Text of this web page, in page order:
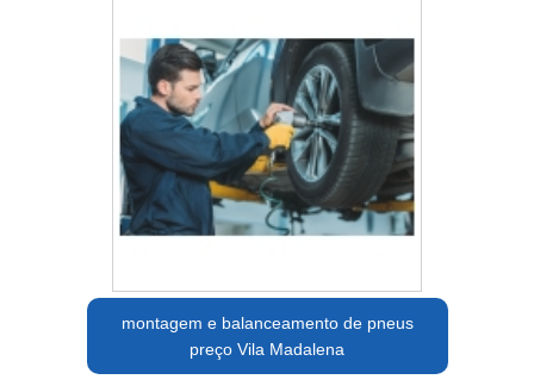
montagem e balanceamento de pneus
preço Vila Madalena